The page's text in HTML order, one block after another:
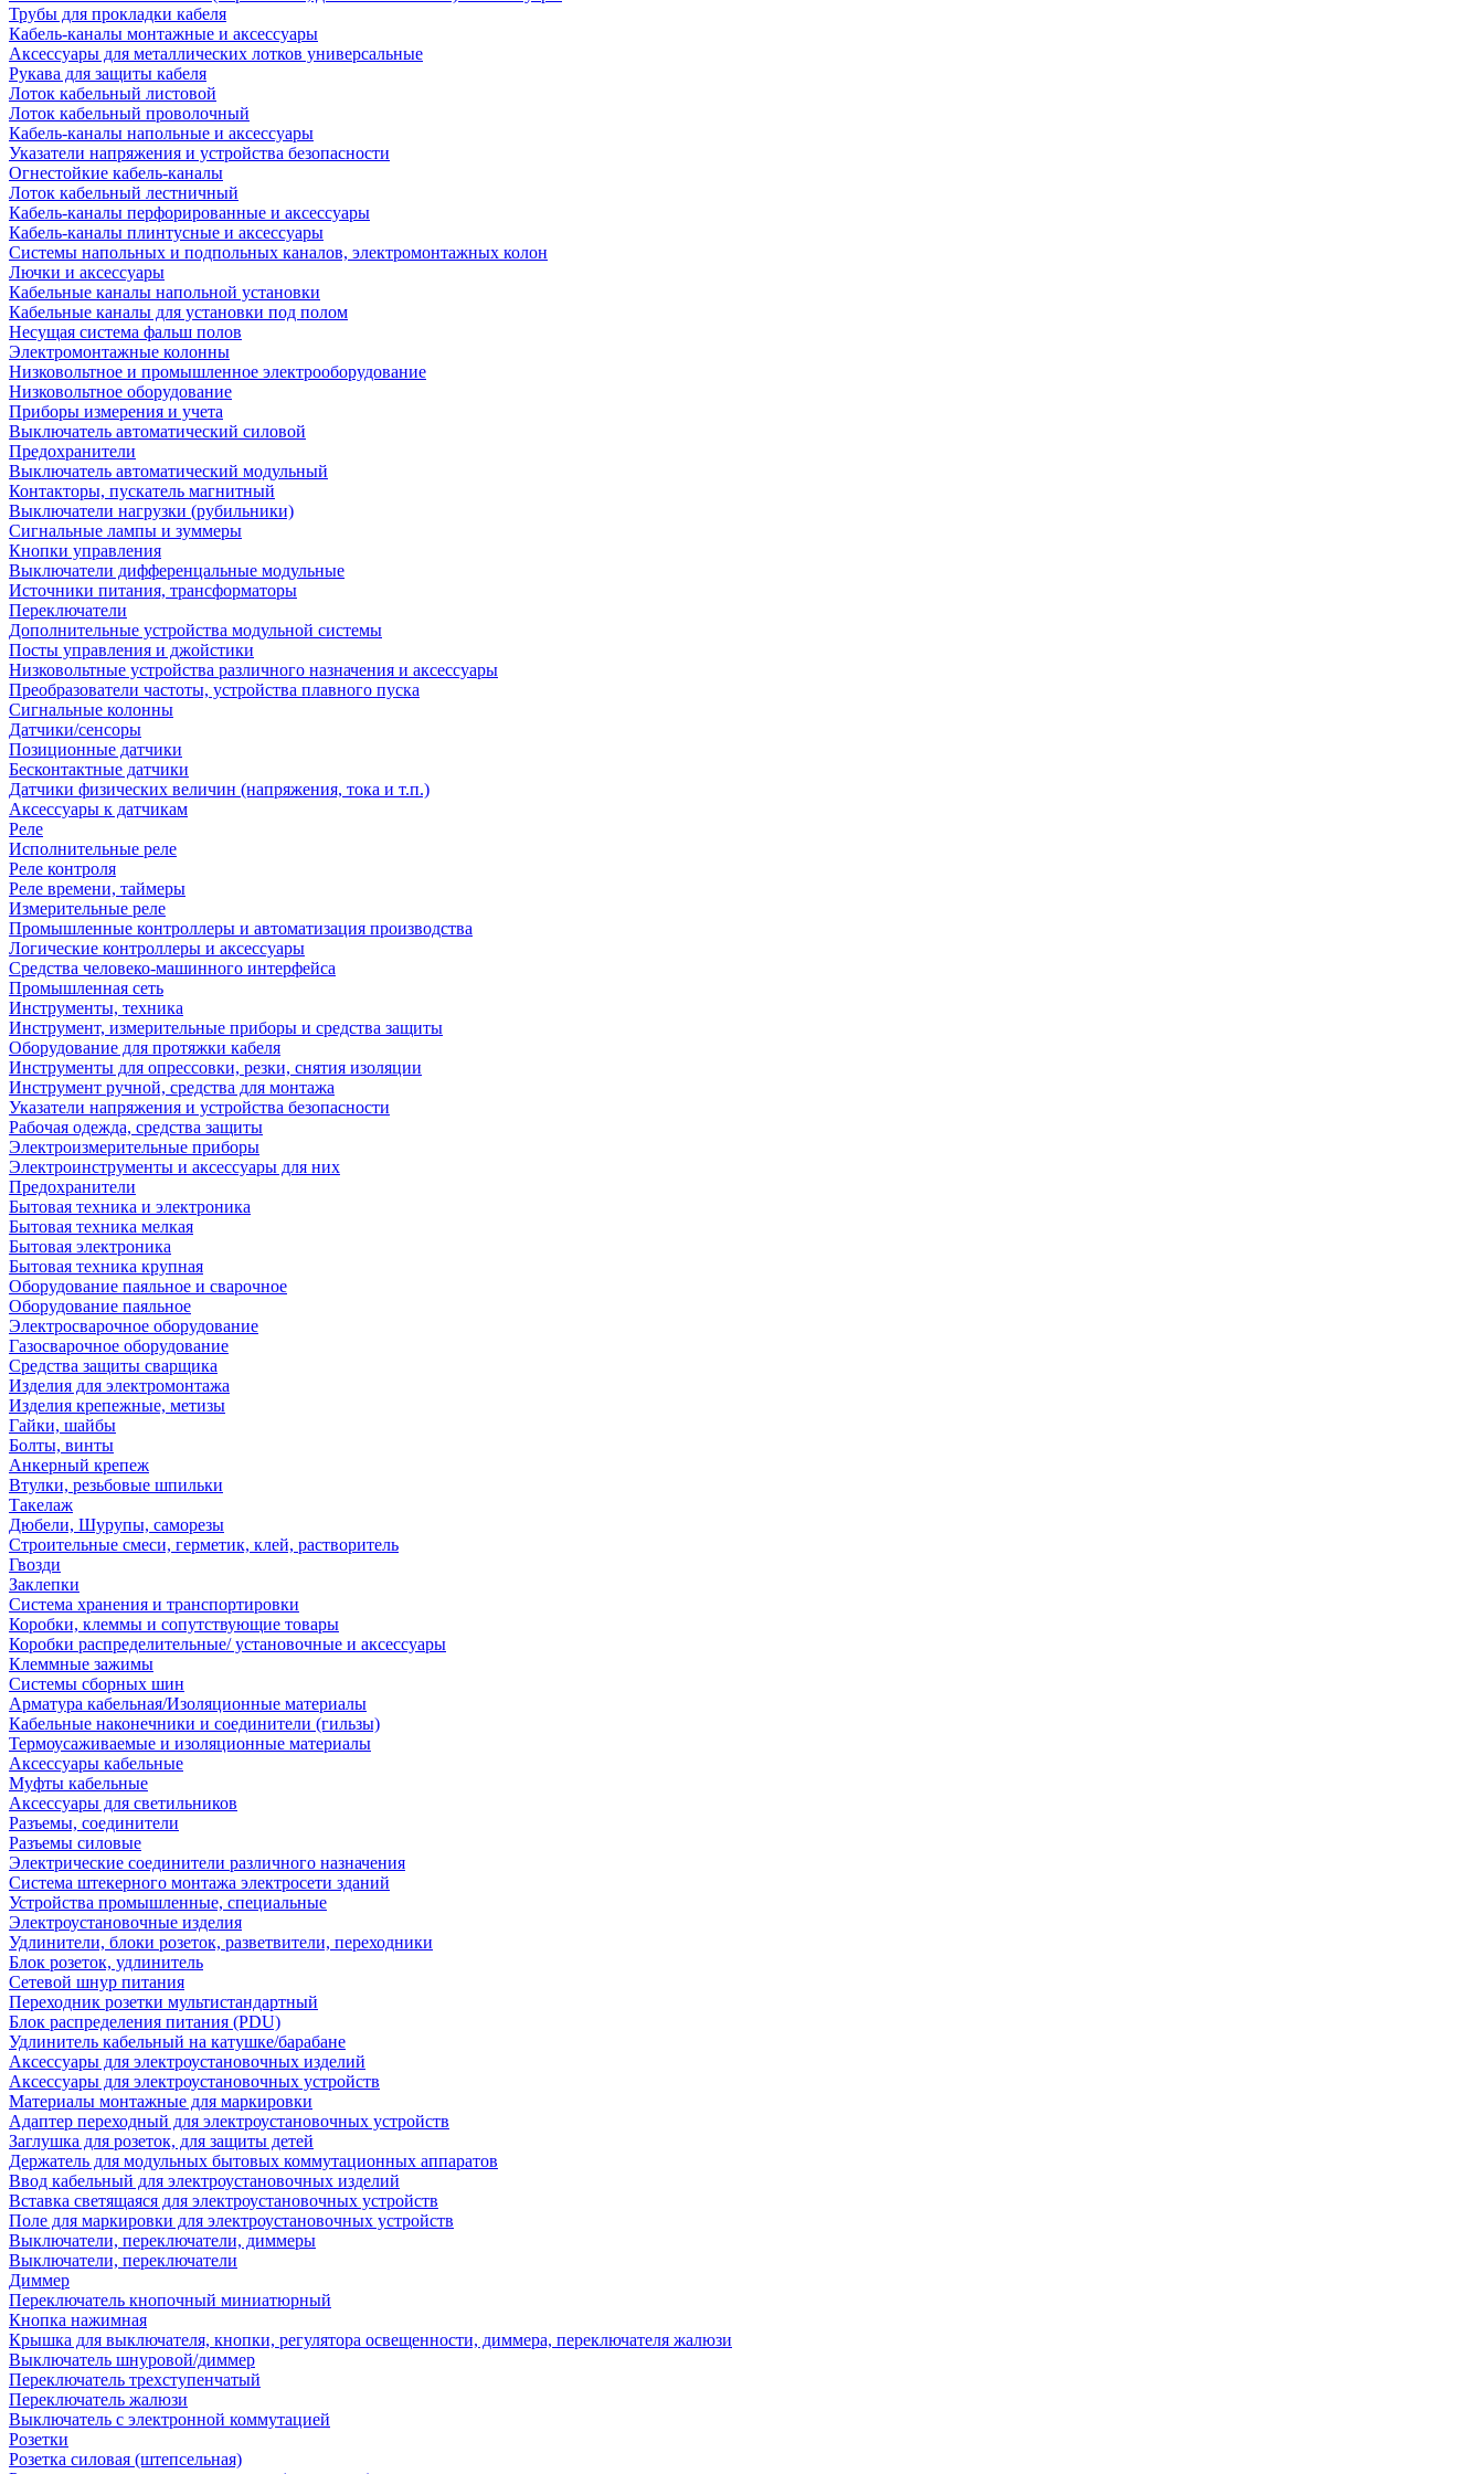
Трубы для прокладки кабеля
Кабель-каналы монтажные и аксессуары
Аксессуары для металлических лотков универсальные
Рукава для защиты кабеля
Лоток кабельный листовой
Лоток кабельный проволочный
Кабель-каналы напольные и аксессуары
Указатели напряжения и устройства безопасности
Огнестойкие кабель-каналы
Лоток кабельный лестничный
Кабель-каналы перфорированные и аксессуары
Кабель-каналы плинтусные и аксессуары
Системы напольных и подпольных каналов, электромонтажных колон
Лючки и аксессуары
Кабельные каналы напольной установки
Кабельные каналы для установки под полом
Несущая система фальш полов
Электромонтажные колонны
Низковольтное и промышленное электрооборудование
Низковольтное оборудование
Приборы измерения и учета
Выключатель автоматический силовой
Предохранители
Выключатель автоматический модульный
Контакторы, пускатель магнитный
Выключатели нагрузки (рубильники)
Сигнальные лампы и зуммеры
Кнопки управления
Выключатели дифференцальные модульные
Источники питания, трансформаторы
Переключатели
Дополнительные устройства модульной системы
Посты управления и джойстики
Низковольтные устройства различного назначения и аксессуары
Преобразователи частоты, устройства плавного пуска
Сигнальные колонны
Датчики/сенсоры
Позиционные датчики
Бесконтактные датчики
Датчики физических величин (напряжения, тока и т.п.)
Аксессуары к датчикам
Реле
Исполнительные реле
Реле контроля
Реле времени, таймеры
Измерительные реле
Промышленные контроллеры и автоматизация производства
Логические контроллеры и аксессуары
Средства человеко-машинного интерфейса
Промышленная сеть
Инструменты, техника
Инструмент, измерительные приборы и средства защиты
Оборудование для протяжки кабеля
Инструменты для опрессовки, резки, снятия изоляции
Инструмент ручной, средства для монтажа
Указатели напряжения и устройства безопасности
Рабочая одежда, средства защиты
Электроизмерительные приборы
Электроинструменты и аксессуары для них
Предохранители
Бытовая техника и электроника
Бытовая техника мелкая
Бытовая электроника
Бытовая техника крупная
Оборудование паяльное и сварочное
Оборудование паяльное
Электросварочное оборудование
Газосварочное оборудование
Средства защиты сварщика
Изделия для электромонтажа
Изделия крепежные, метизы
Гайки, шайбы
Болты, винты
Анкерный крепеж
Втулки, резьбовые шпильки
Такелаж
Дюбели, Шурупы, саморезы
Строительные смеси, герметик, клей, растворитель
Гвозди
Заклепки
Система хранения и транспортировки
Коробки, клеммы и сопутствующие товары
Коробки распределительные/ установочные и аксессуары
Клеммные зажимы
Системы сборных шин
Арматура кабельная/Изоляционные материалы
Кабельные наконечники и соединители (гильзы)
Термоусаживаемые и изоляционные материалы
Аксессуары кабельные
Муфты кабельные
Аксессуары для светильников
Разъемы, соединители
Разъемы силовые
Электрические соединители различного назначения
Система штекерного монтажа электросети зданий
Устройства промышленные, специальные
Электроустановочные изделия
Удлинители, блоки розеток, разветвители, переходники
Блок розеток, удлинитель
Сетевой шнур питания
Переходник розетки мультистандартный
Блок распределения питания (PDU)
Удлинитель кабельный на катушке/барабане
Аксессуары для электроустановочных изделий
Аксессуары для электроустановочных устройств
Материалы монтажные для маркировки
Адаптер переходный для электроустановочных устройств
Заглушка для розеток, для защиты детей
Держатель для модульных бытовых коммутационных аппаратов
Ввод кабельный для электроустановочных изделий
Вставка светящаяся для электроустановочных устройств
Поле для маркировки для электроустановочных устройств
Выключатели, переключатели, диммеры
Выключатели, переключатели
Диммер
Переключатель кнопочный миниатюрный
Кнопка нажимная
Крышка для выключателя, кнопки, регулятора освещенности, диммера, переключателя жалюзи
Выключатель шнуровой/диммер
Переключатель трехступенчатый
Переключатель жалюзи
Выключатель с электронной коммутацией
Розетки
Розетка силовая (штепсельная)